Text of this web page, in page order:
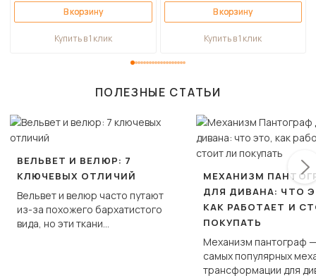
В корзину
Купить в 1 клик
В корзину
Купить в 1 клик
ПОЛЕЗНЫЕ СТАТЬИ
ВЕЛЬВЕТ И ВЕЛЮР: 7
КЛЮЧЕВЫХ ОТЛИЧИЙ
Вельвет и велюр часто путают
из-за похожего бархатистого
вида, но эти ткани
МЕХАНИЗМ
ДЛЯ ДИВАНА: ЧТО
КАК РАБОТАЕТ И
ПОКУПАТЬ
Механизм пантограф
самых популярных
трансформации для